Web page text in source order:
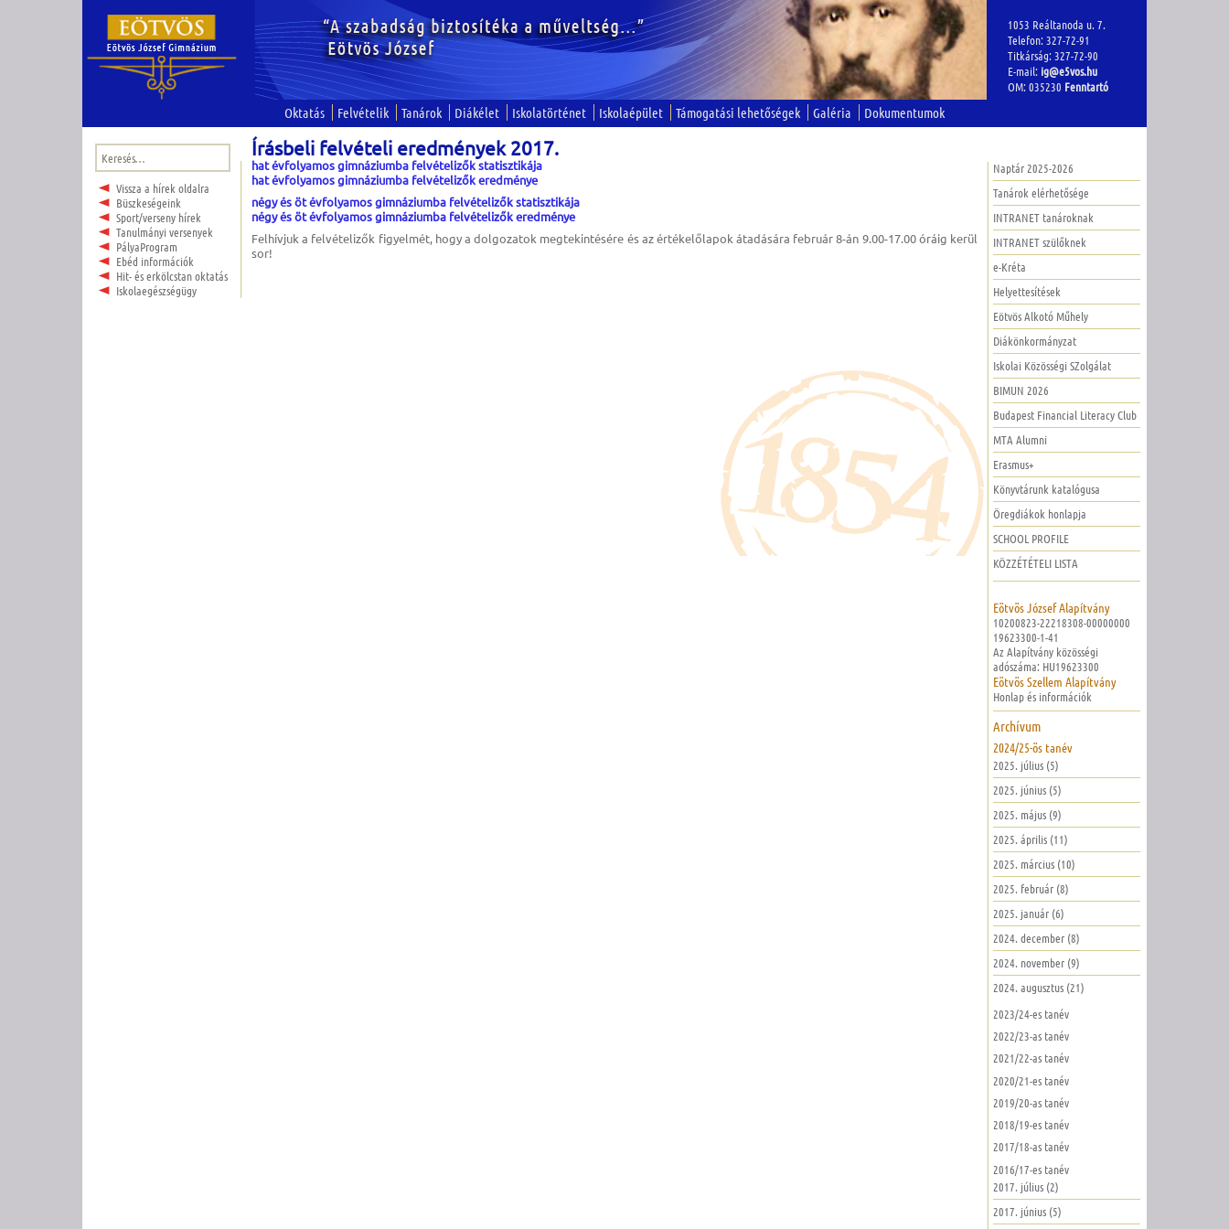
1053 Reáltanoda u. 7.
Telefon: 327-72-91
Titkárság: 327-72-90
E-mail: ig@e5vos.hu
OM: 035230 Fenntartó
Oktatás Felvételik Tanárok Diákélet Iskolatörténet Iskolaépület Támogatási lehetőségek Galéria Dokumentumok
Keresés:
Vissza a hírek oldalra
Büszkeségeink
Sport/verseny hírek
Tanulmányi versenyek
PályaProgram
Ebéd információk
Hit- és erkölcstan oktatás
Iskolaegészségügy
Írásbeli felvételi eredmények 2017.
hat évfolyamos gimnáziumba felvételizők statisztikája
hat évfolyamos gimnáziumba felvételizők eredménye
négy és öt évfolyamos gimnáziumba felvételizők statisztikája
négy és öt évfolyamos gimnáziumba felvételizők eredménye
Felhívjuk a felvételizők figyelmét, hogy a dolgozatok megtekintésére és az értékelőlapok átadására február 8-án 9.00-17.00 óráig kerül
sor!
Naptár 2025-2026
Tanárok elérhetősége
INTRANET tanároknak
INTRANET szülőknek
e-Kréta
Helyettesítések
Eötvös Alkotó Műhely
Diákönkormányzat
Iskolai Közösségi SZolgálat
BIMUN 2026
Budapest Financial Literacy Club
MTA Alumni
Erasmus+
Könyvtárunk katalógusa
Öregdiákok honlapja
SCHOOL PROFILE
KÖZZÉTÉTELI LISTA
Eötvös József Alapítvány
10200823-22218308-00000000
19623300-1-41
Az Alapítvány közösségi
adószáma: HU19623300
Eötvös Szellem Alapítvány
Honlap és információk
Archívum
2024/25-ös tanév
2025. július (5)
2025. június (5)
2025. május (9)
2025. április (11)
2025. március (10)
2025. február (8)
2025. január (6)
2024. december (8)
2024. november (9)
2024. augusztus (21)
2023/24-es tanév
2022/23-as tanév
2021/22-as tanév
2020/21-es tanév
2019/20-as tanév
2018/19-es tanév
2017/18-as tanév
2016/17-es tanév
2017. július (2)
2017. június (5)